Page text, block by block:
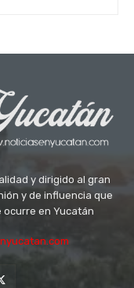
y dirigido al gran
y de influencia que
en Yucatán